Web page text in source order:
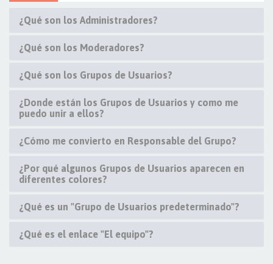
¿Qué son los Administradores?
¿Qué son los Moderadores?
¿Qué son los Grupos de Usuarios?
¿Donde están los Grupos de Usuarios y como me
puedo unir a ellos?
¿Cómo me convierto en Responsable del Grupo?
¿Por qué algunos Grupos de Usuarios aparecen en
diferentes colores?
¿Qué es un "Grupo de Usuarios predeterminado"?
¿Qué es el enlace "El equipo"?